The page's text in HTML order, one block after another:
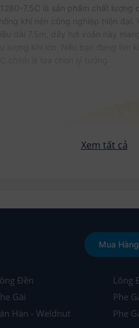
7.5C là sản phẩm chất lượng
Mua
Đền
Gài
Hàn - Weldnut
Lông
Phe
Phe